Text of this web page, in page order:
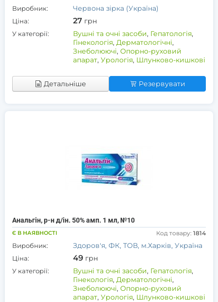
Виробник: Червона зірка (Україна)
Ціна: 27 грн
У категорії: Вушні та очні засоби, Гепатологія,
Гінекологія, Дерматологічні,
Знеболюючі, Опорно-руховий
апарат, Урологія, Шлунково-кишкові
Детальніше Резервувати
Анальгін, р-н д/ін. 50% амп. 1 мл, №10
Є В НАЯВНОСТІ Код товару: 1814
Виробник: Здоров'я, ФК, ТОВ, м.Харків, Україна
Ціна: 49 грн
У категорії: Вушні та очні засоби, Гепатологія,
Гінекологія, Дерматологічні,
Знеболюючі, Опорно-руховий
апарат, Урологія, Шлунково-кишкові